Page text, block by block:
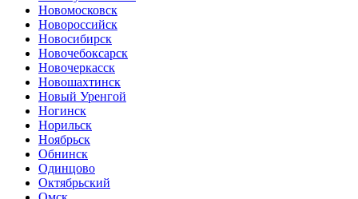
Новомосковск
Новороссийск
Новосибирск
Новочебоксарск
Новочеркасск
Новошахтинск
Новый Уренгой
Ногинск
Норильск
Ноябрьск
Обнинск
Одинцово
Октябрьский